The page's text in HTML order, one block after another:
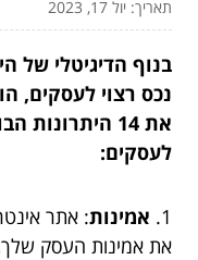
תאריך: יול 17, 2023
בנוף הדיגיטלי של
נכס רצוי לעסקים,
את 14 היתרונות הבולטים של
לעסקים:
1. אמינות: אתר
את אמינות העסק שלך,